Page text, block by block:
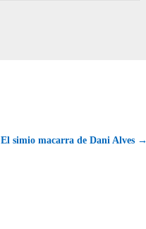
El simio macarra de Dani Alves →